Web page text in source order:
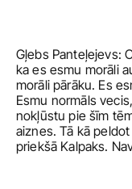
Gļebs Panteļejevs:
ka es esmu morāli
morāli pārāku. Es
Esmu normāls
nokļūstu pie šīm
aiznes. Tā kā
priekšā Kalpaks.